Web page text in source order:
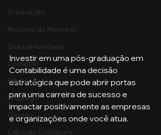
Graduação
Resumo do Mercado
Sua comunidade
Começar
Educação
Emprego
Gestão
Ciências Contábeis
Investir em uma pós-graduação em
Contabilidade é uma decisão
estratégica que pode abrir portas
para uma carreira de sucesso e
impactar positivamente as empresas
e organizações onde você atua.